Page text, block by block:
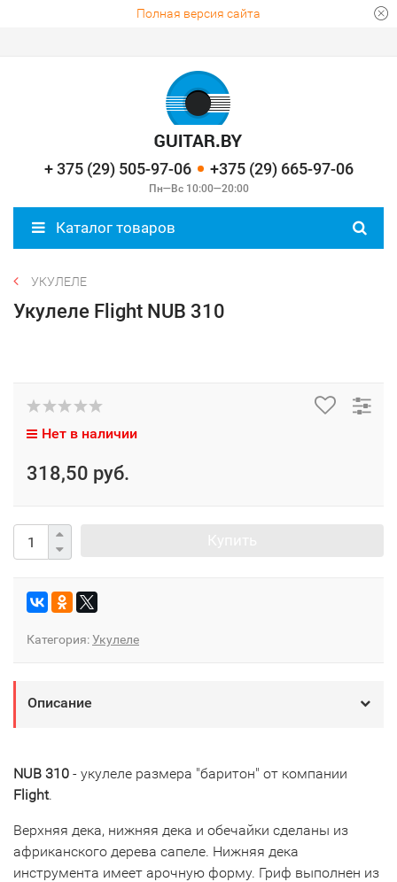
Полная версия сайта
+ 375 (29) 505-97-06 +375 (29) 665-97-06
Пн—Вс 10:00—20:00
Каталог товаров
УКУЛЕЛЕ
Укулеле Flight NUB 310
Нет в наличии
318,50 руб.
Категория:Укулеле
Описание
NUB 310 - укулеле размера "баритон" от компании
Flight.
Верхняя дека, нижняя дека и обечайки сделаны из
африканского дерева сапеле. Нижняя дека
инструмента имеет арочную форму. Гриф выполнен из